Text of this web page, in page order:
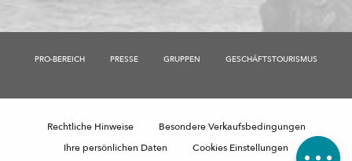
Service
Kommentare
PRO-BEREICH PRESSE GRUPPEN GESCHÄFTSTOURISMUS
Rechtliche Hinweise
Besondere Verkaufsbedingungen
Ihre persönlichen Daten
Cookies Einstellungen